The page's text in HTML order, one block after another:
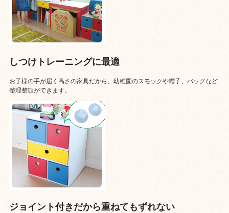
しつけトレーニングに最適
お子様の手が届く高さの家具だから、幼稚園のスモックや帽子、バッグなど
整理整頓ができます。
ジョイント付きだから重ねてもずれない